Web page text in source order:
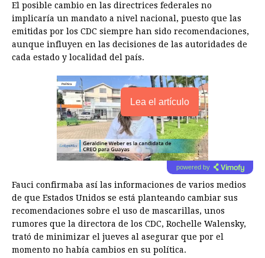
El posible cambio en las directrices federales no
implicaría un mandato a nivel nacional, puesto que las
emitidas por los CDC siempre han sido recomendaciones,
aunque influyen en las decisiones de las autoridades de
cada estado y localidad del país.
Lea el artículo
powered by
Fauci confirmaba así las informaciones de varios medios
de que Estados Unidos se está planteando cambiar sus
recomendaciones sobre el uso de mascarillas, unos
rumores que la directora de los CDC, Rochelle Walensky,
trató de minimizar el jueves al asegurar que por el
momento no había cambios en su política.